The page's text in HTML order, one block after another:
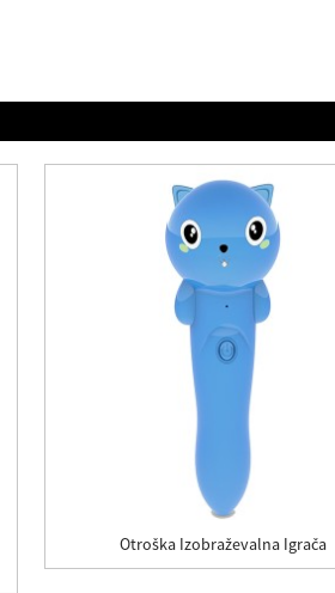
Otroška Izobraževalna Igrača